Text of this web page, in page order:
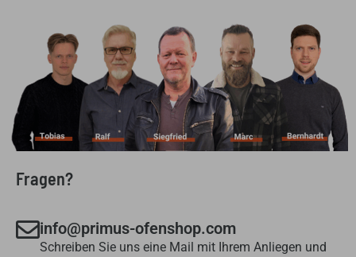
Fragen?
info@primus-ofenshop.com
Schreiben Sie uns eine Mail mit Ihrem Anliegen und